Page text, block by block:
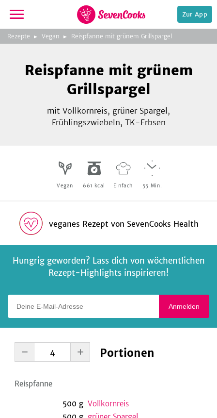
zur
Startseite
Zur App
Rezepte Vegan Reispfanne mit grünem GrillspargelFoto:
Foto:
Bild
3
zeigen
Foto:
Reispfanne mit grünem
Grillspargel
mit Vollkornreis, grüner Spargel,
Frühlingszwiebeln, TK-Erbsen
Vegan 661 kcal Einfach 55 Min.
veganes Rezeptvon SevenCooks Health
Hungrig geworden? Lass dich von wöchentlichen
Rezept-Highlights inspirieren!
Anmelden
Portionen
Reispfanne
500 g Vollkornreis